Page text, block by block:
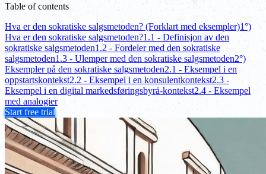
Table of contents
Hva er den sokratiske salgsmetoden? (Forklart med eksempler)1°)
Hva er den sokratiske salgsmetoden?1.1 - Definisjon av den
sokratiske salgsmetoden1.2 - Fordeler med den sokratiske
salgsmetoden1.3 - Ulemper med den sokratiske salgsmetoden2°)
Eksempler på den sokratiske salgsmetoden2.1 - Eksempel i en
oppstartskontekst2.2 - Eksempel i en konsulentkontekst2.3 -
Eksempel i en digital markedsføringsbyrå-kontekst2.4 - Eksempel
med analogier
Start free trial